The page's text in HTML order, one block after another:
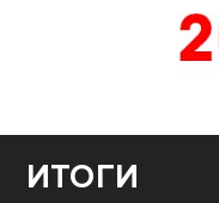
ИТОГИ